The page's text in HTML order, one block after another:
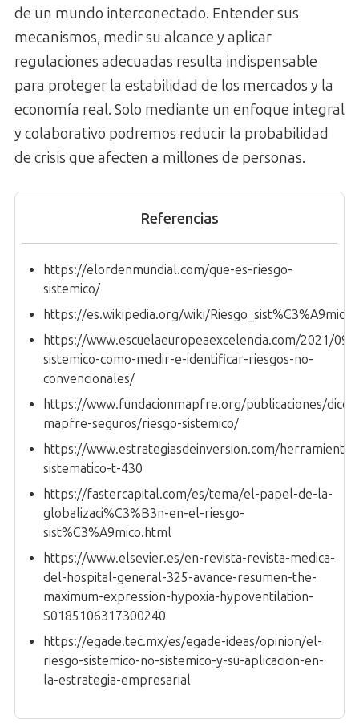
de un mundo interconectado. Entender sus
mecanismos, medir su alcance y aplicar
regulaciones adecuadas resulta indispensable
para proteger la estabilidad de los mercados y la
economía real. Solo mediante un enfoque integral
y colaborativo podremos reducir la probabilidad
de crisis que afecten a millones de personas.
Referencias
https://elordenmundial.com/que-es-riesgo-
sistemico/
https://es.wikipedia.org/wiki/Riesgo_sist%C3%A9mico
https://www.escuelaeuropeaexcelencia.com/2021/09/
sistemico-como-medir-e-identificar-riesgos-no-
convencionales/
https://www.fundacionmapfre.org/publicaciones/
mapfre-seguros/riesgo-sistemico/
https://www.estrategiasdeinversion.com/
sistematico-t-430
https://fastercapital.com/es/tema/el-papel-de-la-
globalizaci%C3%B3n-en-el-riesgo-
sist%C3%A9mico.html
https://www.elsevier.es/en-revista-revista-medica-
del-hospital-general-325-avance-resumen-the-
maximum-expression-hypoxia-hypoventilation-
S0185106317300240
https://egade.tec.mx/es/egade-ideas/opinion/el-
riesgo-sistemico-no-sistemico-y-su-aplicacion-en-
la-estrategia-empresarial